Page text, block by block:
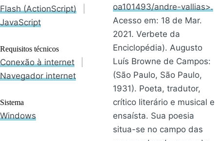
Flash (ActionScript)
JavaScript
Requisitos técnicos
Conexão à internet
Navegador internet
Sistema
Windows
oa101493/andre-vallias>.
Acesso em: 18 de Mar.
2021. Verbete da
Enciclopédia). Augusto
Luís Browne de Campos:
(São Paulo, São Paulo,
1931). Poeta, tradutor,
crítico literário e musical e
ensaísta. Sua poesia
situa-se no campo das